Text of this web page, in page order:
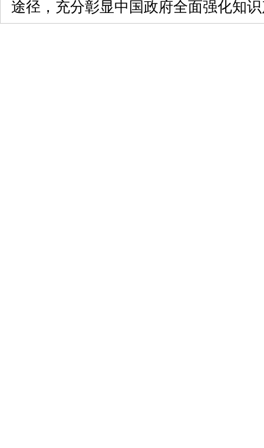
途径，充分彰显中国政府全面强化知